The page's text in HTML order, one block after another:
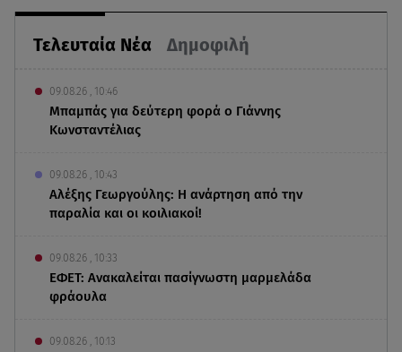
Τελευταία Νέα Δημοφιλή
09.08.26 , 10:46
Μπαμπάς για δεύτερη φορά ο Γιάννης
Κωνσταντέλιας
09.08.26 , 10:43
Αλέξης Γεωργούλης: Η ανάρτηση από την
παραλία και οι κοιλιακοί!
09.08.26 , 10:33
ΕΦΕΤ: Ανακαλείται πασίγνωστη μαρμελάδα
φράουλα
09.08.26 , 10:13